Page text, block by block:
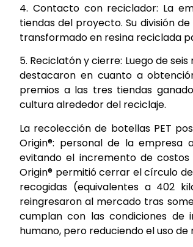
4. Contacto con reciclador: La
tiendas del proyecto. Su división
transformado en resina reciclada
5. Reciclatón y cierre: Luego de
destacaron en cuanto a
premios a las tres tiendas
cultura alrededor del reciclaje.
La recolección de botellas PET
Origin®: personal de la
evitando el incremento de
Origin® permitió cerrar el círculo
recogidas (equivalentes a 402
reingresaron al mercado tras
cumplan con las condiciones de
humano, pero reduciendo el uso